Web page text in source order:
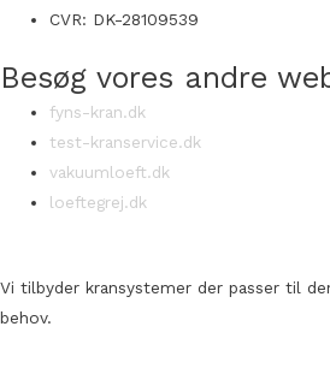
CVR: DK-28109539
Besøg vores andre
fyns-kran.dk
test-kranservice.dk
vakuumloeft.dk
loeftegrej.dk
Vi tilbyder kransystemer der passer til
behov.